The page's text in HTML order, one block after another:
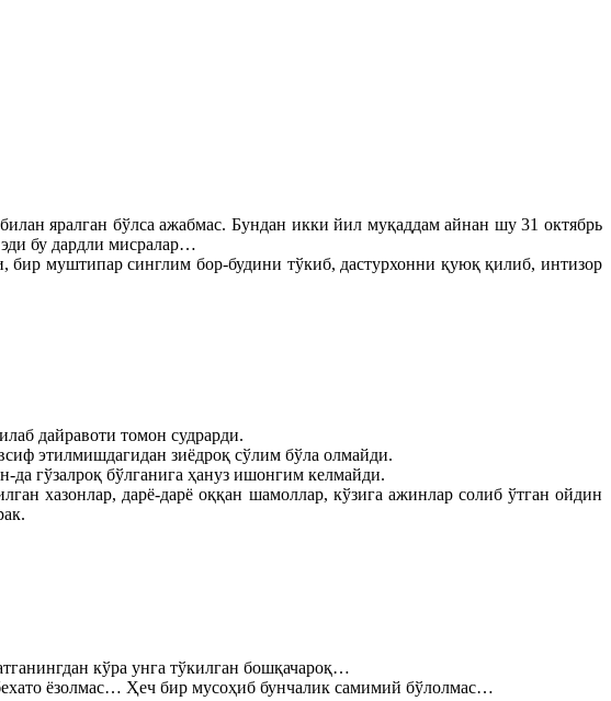
яралган бўлса ажабмас. Бундан икки йил муқаддам айнан шу 31 октябрь
бу дардли мисралар…
муштипар синглим бор-будини тўкиб, дастурхонни қуюқ қилиб, интизор
дайравоти томон судрарди.
этилмишдагидан зиёдроқ сўлим бўла олмайди.
гўзалроқ бўлганига ҳануз ишонгим келмайди.
хазонлар, дарё-дарё оққан шамоллар, кўзига ажинлар солиб ўтган ойдин
кўра унга тўкилган бошқачароқ…
ёзолмас… Ҳеч бир мусоҳиб бунчалик самимий бўлолмас…